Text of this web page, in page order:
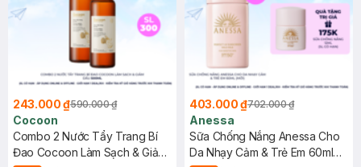
243.000 ₫590.000 ₫
Cocoon
Combo 2 Nước Tẩy Trang Bí
Đao Cocoon Làm Sạch & Giảm
403.000 ₫702.000 ₫
Anessa
Sữa Chống Nắng Anessa Cho
Da Nhạy Cảm & Trẻ Em 60ml